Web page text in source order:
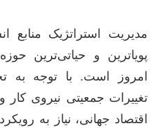
پویاترین و حیاتی‌ترین
امروز است. با توجه به
تغییرات جمعیتی نیروی کار
اقتصاد جهانی، نیاز به